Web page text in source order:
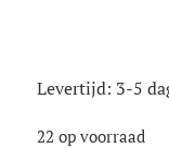
Levertijd: 3-5
22 op voorraad